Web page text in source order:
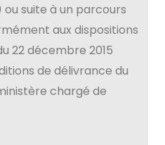
suite à un parcours
aux dispositions
22 décembre 2015
de délivrance du
chargé de